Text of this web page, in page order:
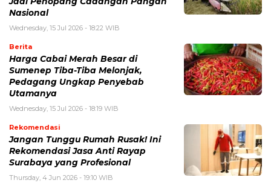
Nasional
Wednesday, 15 Jul 2026 - 18:22 WIB
Berita
Harga Cabai Merah Besar di
Sumenep Tiba-Tiba Melonjak,
Pedagang Ungkap Penyebab
Utamanya
Wednesday, 15 Jul 2026 - 18:19 WIB
Rekomendasi
Jangan Tunggu Rumah Rusak! Ini
Rekomendasi Jasa Anti Rayap
Surabaya yang Profesional
Thursday, 4 Jun 2026 - 19:10 WIB